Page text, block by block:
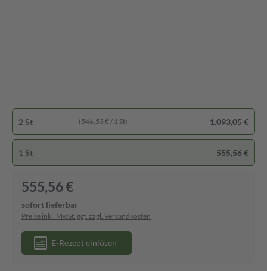
2 St (546,53 € / 1 St) 1.093,05 €
1 St 555,56 €
555,56 €
sofort lieferbar
Preise inkl. MwSt. ggf. zzgl. Versandkosten
E-Rezept einlösen